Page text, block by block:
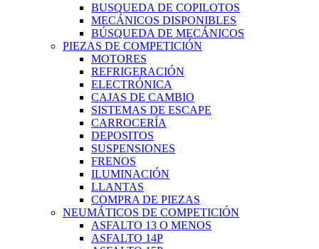
BUSQUEDA DE COPILOTOS
MECÁNICOS DISPONIBLES
BÚSQUEDA DE MECÁNICOS
PIEZAS DE COMPETICIÓN
MOTORES
REFRIGERACIÓN
ELECTRÓNICA
CAJAS DE CAMBIO
SISTEMAS DE ESCAPE
CARROCERÍA
DEPOSITOS
SUSPENSIONES
FRENOS
ILUMINACIÓN
LLANTAS
COMPRA DE PIEZAS
NEUMÁTICOS DE COMPETICIÓN
ASFALTO 13 O MENOS
ASFALTO 14P